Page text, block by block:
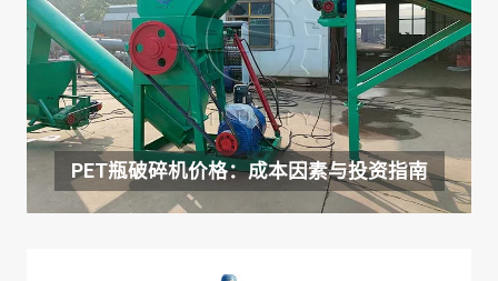
PET瓶破碎机价格：成本因素与投资指南